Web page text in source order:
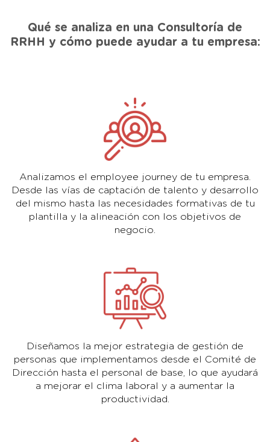
Qué se analiza en una Consultoría de
RRHH y cómo puede ayudar a tu empresa:
Analizamos el employee journey de tu empresa.
Desde las vías de captación de talento y desarrollo
del mismo hasta las necesidades formativas de tu
plantilla y la alineación con los objetivos de
negocio.
Diseñamos la mejor estrategia de gestión de
personas que implementamos desde el Comité de
Dirección hasta el personal de base, lo que ayudará
a mejorar el clima laboral y a aumentar la
productividad.